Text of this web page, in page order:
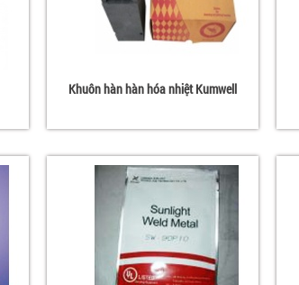
Khuôn hàn hàn hóa nhiệt Kumwell